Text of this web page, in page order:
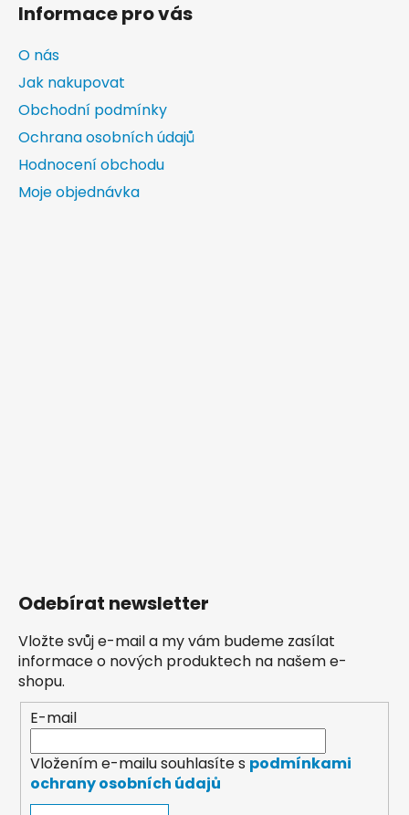
Informace pro vás
O nás
Jak nakupovat
Obchodní podmínky
Ochrana osobních údajů
Hodnocení obchodu
Moje objednávka
Odebírat newsletter
Vložte svůj e-mail a my vám budeme zasílat
informace o nových produktech na našem e-
shopu.
E-mail
Vložením e-mailu souhlasíte s podmínkami
ochrany osobních údajů